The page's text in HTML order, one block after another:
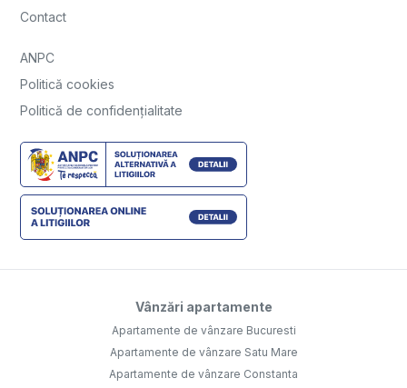
Contact
ANPC
Politică cookies
Politică de confidențialitate
Vânzări apartamente
Apartamente de vânzare Bucuresti
Apartamente de vânzare Satu Mare
Apartamente de vânzare Constanta